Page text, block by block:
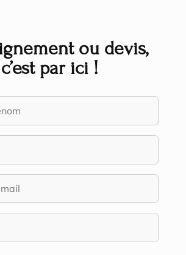
ou devis,
c’est par ici !